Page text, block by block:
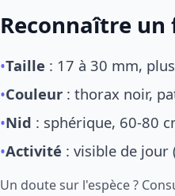
Reconnaître
•Taille : 17 à 30 mm,
•Couleur : thorax noir,
•Nid : sphérique, 60-80
•Activité : visible de
Un doute sur l'espèce ?